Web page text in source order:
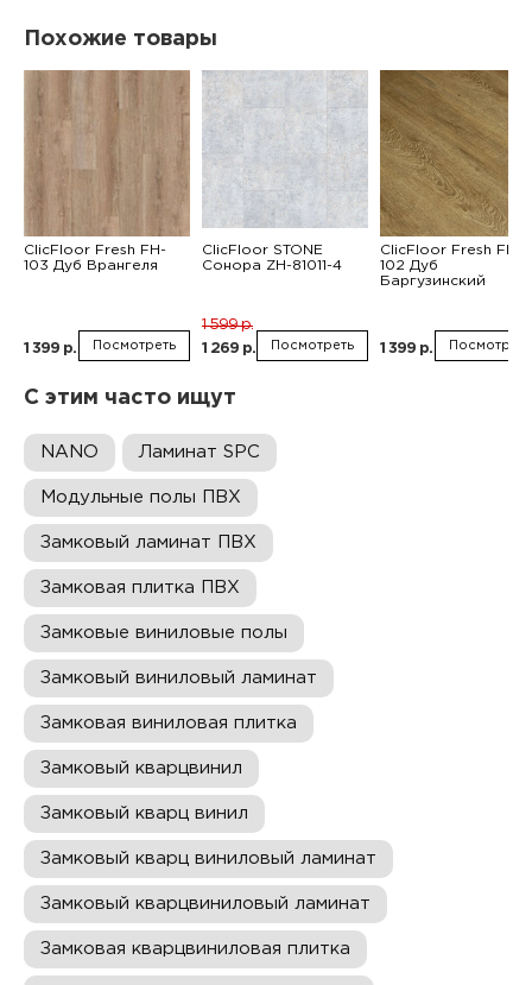
Похожие товары
ClicFloor Fresh FH-
103 Дуб Врангеля
1 399 р. Посмотреть
ClicFloor STONE
Сонора ZH-81011-4
1 599 р.
1 269 р.
Посмотреть
ClicFloor Fresh FH-
102 Дуб
Баргузинский
1 399 р. Посмотреть
С этим часто ищут
NANO Ламинат SPC
Модульные полы ПВХ
Замковый ламинат ПВХ
Замковая плитка ПВХ
Замковые виниловые полы
Замковый виниловый ламинат
Замковая виниловая плитка
Замковый кварцвинил
Замковый кварц винил
Замковый кварц виниловый ламинат
Замковый кварцвиниловый ламинат
Замковая кварцвиниловая плитка